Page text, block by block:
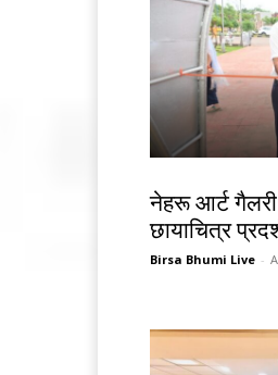
नेहरू आर्ट गैलरी
छायाचित्र
Birsa Bhumi Live -